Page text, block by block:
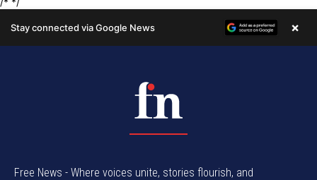
Free News - Where voices unite, stories flourish, and